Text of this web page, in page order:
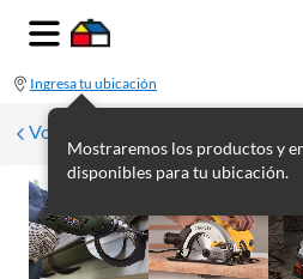
Ingresa tu ubicación
Mostraremos los productos y
disponibles para tu ubicación.
Volver